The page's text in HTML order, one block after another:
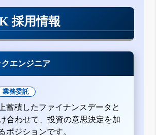
採用情報
エンジニア
業務委託
蓄積したファイナンスデータと
合わせて、投資の意思決定を加
ポジションです。